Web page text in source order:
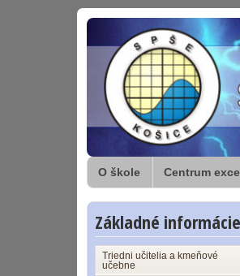
O škole Centrum
Základné informácie
Triedni učitelia a kmeňové
učebne